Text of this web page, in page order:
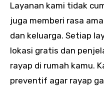
Layanan kami tidak
juga memberi rasa
dan keluarga. Setiap
lokasi gratis dan
rayap di rumah kamu.
preventif agar rayap